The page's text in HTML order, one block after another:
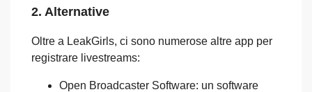
2. Alternative
Oltre a LeakGirls, ci sono numerose altre app per
registrare livestreams:
Open Broadcaster Software: un software